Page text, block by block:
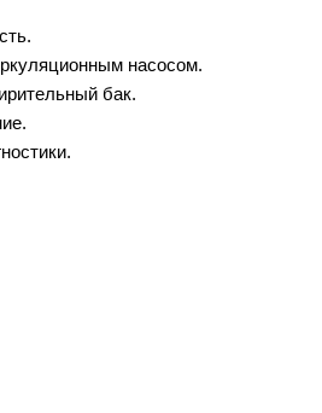
насосом.
бак.